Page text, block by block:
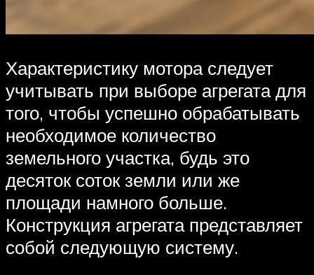
Характеристику мотора следует
учитывать при выборе агрегата для
того, чтобы успешно обрабатывать
необходимое количество
земельного участка, будь это
десяток соток земли или же
площади намного больше.
Конструкция агрегата представляет
собой следующую систему.